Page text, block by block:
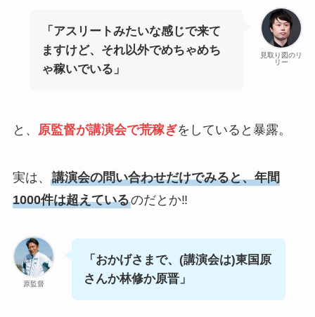
見取り図のリ
リー
「アスリートみたいな感じで来て
ますけど、それ以外でめちゃめち
ゃ稼いでいる」
と、 原監督が講演会で荒稼ぎをしていると暴露。
実は、 講演会の問い合わせだけでみると、年間
1000件は超えているのだとか‼
原監督
「おかげさまで、(講演会は)東国原
さんか林修か原晋」